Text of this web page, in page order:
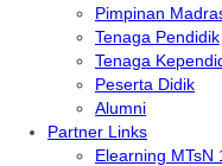
Pimpinan
Tenaga Pendidik
Tenaga
Peserta Didik
Alumni
Partner Links
Elearning MTsN